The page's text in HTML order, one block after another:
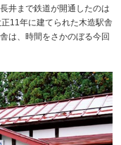
井まで鉄道が開通したのは
11年に建てられた木造駅舎
は、時間をさかのぼる今回